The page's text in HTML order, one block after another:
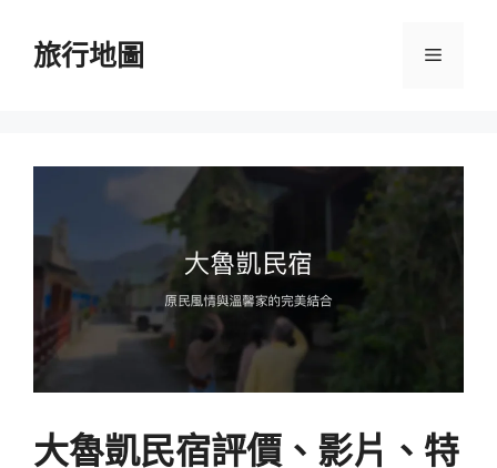
旅行地圖 選
大魯凱民宿評價、影片、特